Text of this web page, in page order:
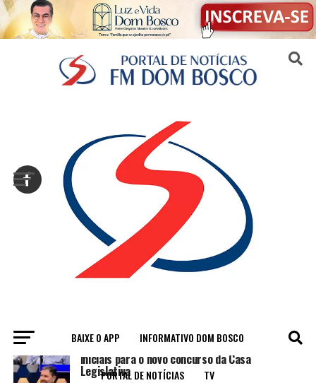
BAIXE O APP INFORMATIVO DOM BOSCO
PORTAL DE NOTÍCIAS TV
INSTITUCIONAL 5 meses ago
Assembleia divulga a abertura de 200 vagas
iniciais para o novo concurso da Casa
Legislativa
Sair da versão mobile